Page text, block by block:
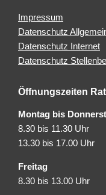
Impressum
Datenschutz
Datenschutz Internet
Datenschutz
Öffnungszeiten
Montag bis
8.30 bis 11.30 Uhr
13.30 bis 17.00 Uhr
Freitag
8.30 bis 13.00 Uhr